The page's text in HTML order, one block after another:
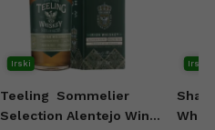
Irski
Teeling
Sommelier
Selection Alentejo Wine
Irski